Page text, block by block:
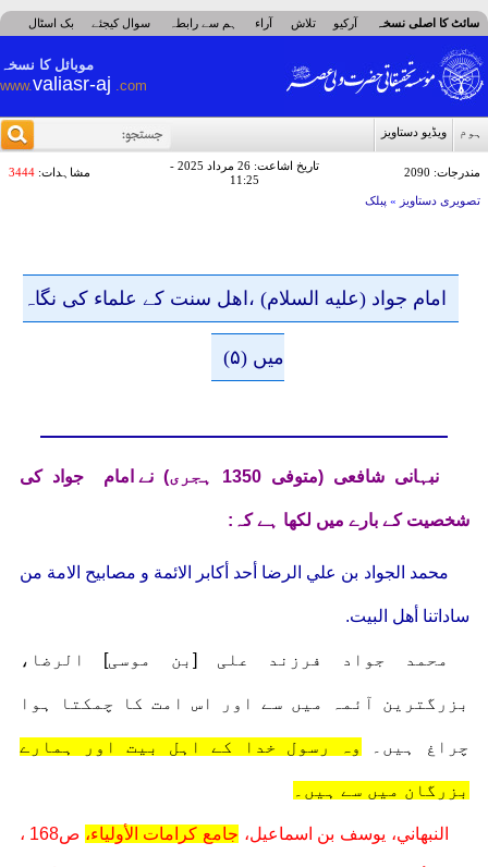
سائٹ کا اصلی نسخہ آرکیو تلاش آراء ہم سے رابطہ سوال کیجئے
بک اسٹال
ذرائع ابلاغ
موبائل کا نسخہ
www.valiasr-aj .com
ہوم ویڈیو دستاویز
مندرجات: 2090
تاریخ اشاعت: 26 مرداد 2025 -
11:25
مشاہدات:3444
تصویری دستاویز » پبلک
امام جواد (علیه السلام) ،اهل سنت کے علماء کی نگاہ
میں (۵)
نبہانی شافعی (متوفی 1350 ہجری) نے امام جواد کی
شخصیت کے بارے میں لکھا ہے کہ:
محمد الجواد بن علي الرضا أحد أکابر الائمة و مصابيح الامة من
ساداتنا أهل البيت.
محمد جواد فرزند علی [بن موسی] الرضا،
بزرگترین آئمہ میں سے اور اس امت کا چمکتا ہوا
چراغ ہیں۔ وہ رسول خدا کے اہل بیت اور ہمارے
بزرگان میں سے ہیں۔
النبهاني، يوسف بن اسماعيل، جامع کرامات الأولياء، ص168 ،